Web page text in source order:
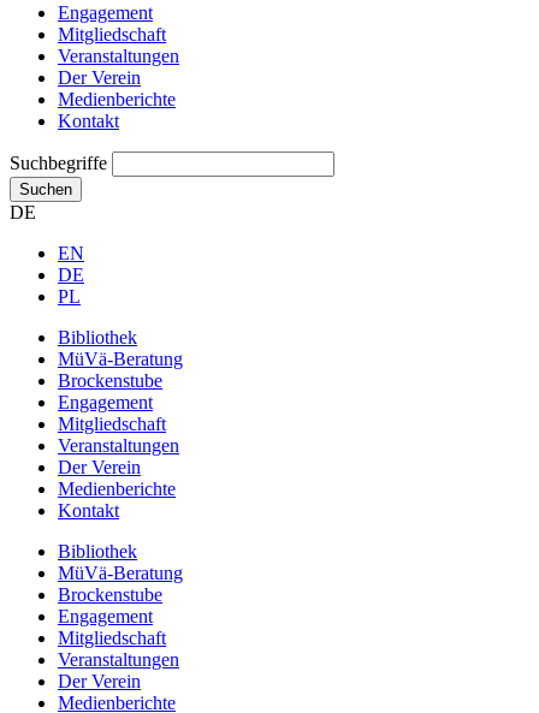
Engagement
Mitgliedschaft
Veranstaltungen
Der Verein
Medienberichte
Kontakt
Suchbegriffe
Suchen
DE
EN
DE
PL
Bibliothek
MüVä-Beratung
Brockenstube
Engagement
Mitgliedschaft
Veranstaltungen
Der Verein
Medienberichte
Kontakt
Bibliothek
MüVä-Beratung
Brockenstube
Engagement
Mitgliedschaft
Veranstaltungen
Der Verein
Medienberichte